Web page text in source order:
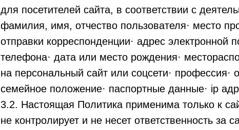
для посетителей сайта, в соответствии с
фамилия, имя, отчество пользователя· место
отправки корреспонденции· адрес электронной
телефона· дата или место рождения·
на персональный сайт или соцсети· профессия·
семейное положение· паспортные данные· ip
3.2. Настоящая Политика применима только к
не контролирует и не несет ответственность за